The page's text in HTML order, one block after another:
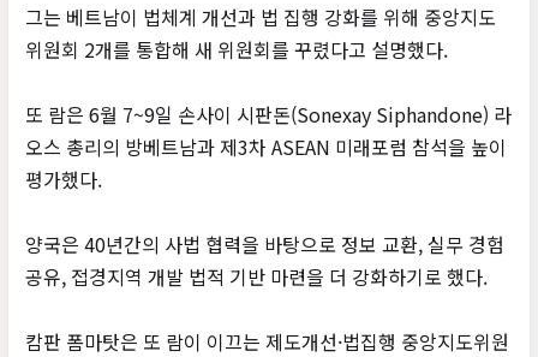
그는 베트남이 법체계 개선과 법 집행 강화를 위해 중앙지도
위원회 2개를 통합해 새 위원회를 꾸렸다고 설명했다.
또 람은 6월 7~9일 손사이 시판돈(Sonexay Siphandone) 라
오스 총리의 방베트남과 제3차 ASEAN 미래포럼 참석을 높이
평가했다.
양국은 40년간의 사법 협력을 바탕으로 정보 교환, 실무 경험
공유, 접경지역 개발 법적 기반 마련을 더 강화하기로 했다.
캄판 폼마탓은 또 람이 이끄는 제도개선·법집행 중앙지도위원